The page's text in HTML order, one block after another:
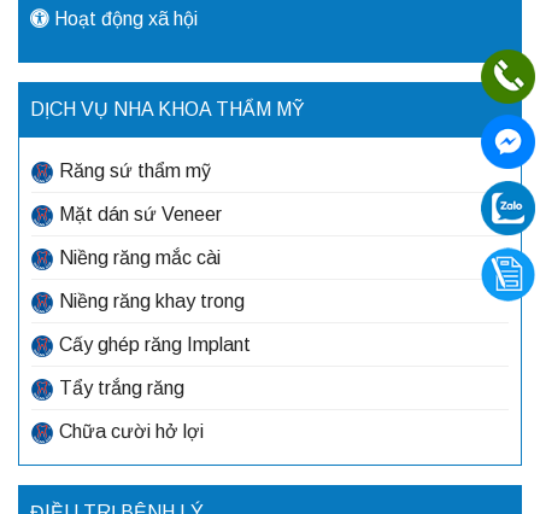
Hoạt động xã hội
DỊCH VỤ NHA KHOA THẨM MỸ
Răng sứ thẩm mỹ
Mặt dán sứ Veneer
Niềng răng mắc cài
Niềng răng khay trong
Cấy ghép răng Implant
Tẩy trắng răng
Chữa cười hở lợi